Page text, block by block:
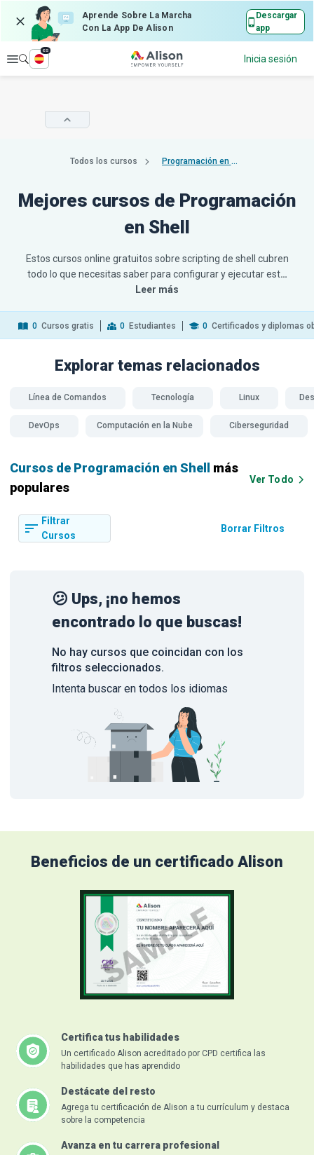
Aprende Sobre La Marcha
Con La App De Alison
Descargar
app
Explorar
es
Inicia sesión
Todos los cursos Programación en shell
Mejores cursos de Programación
en Shell
Estos cursos online gratuitos sobre scripting de shell cubren
todo lo que necesitas saber para configurar y ejecutar est…
Leer más
0 Cursos gratis 0 Estudiantes 0 Certificados y diplomas
Explorar temas relacionados
Línea de Comandos Tecnología Linux
DevOps Computación en la Nube Ciberseguridad
Cursos de Programación en Shell
más
populares
Ver Todo
Filtrar
Cursos
Borrar Filtros
😕 Ups, ¡no hemos
encontrado lo que buscas!
No hay cursos que coincidan con los
filtros seleccionados.
Intenta buscar en todos los idiomas
Beneficios de un certificado Alison
Certifica tus habilidades
Un certificado Alison acreditado por CPD certifica las
habilidades que has aprendido
Destácate del resto
Agrega tu certificación de Alison a tu currículum y destaca
sobre la competencia
Avanza en tu carrera profesional